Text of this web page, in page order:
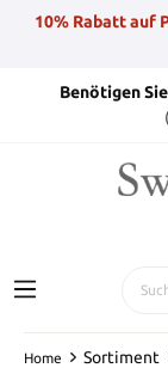
10% Rabatt auf
Benötigen
Home Sortiment